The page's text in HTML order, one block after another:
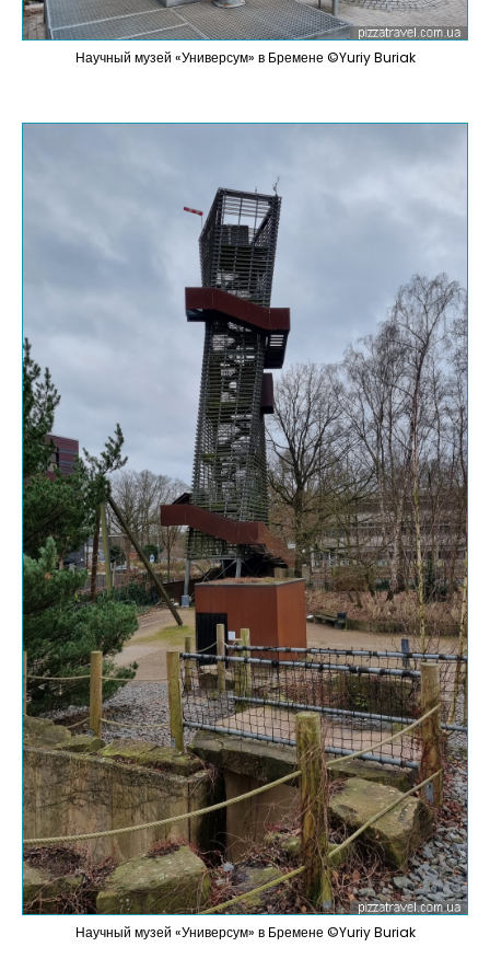
Научный музей «Универсум» в Бремене ©Yuriy Buriak
Научный музей «Универсум» в Бремене ©Yuriy Buriak